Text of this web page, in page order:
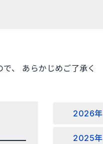
、 あらかじめご了承く
2026年
2025年